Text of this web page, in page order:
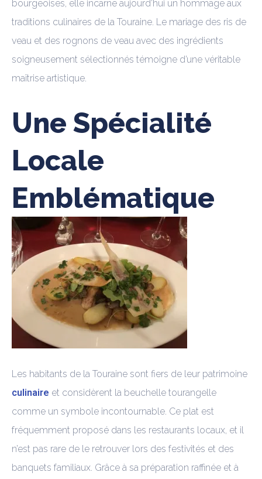
bourgeoises, elle incarne aujourd’hui un hommage aux
traditions culinaires de la Touraine. Le mariage des ris de
veau et des rognons de veau avec des ingrédients
soigneusement sélectionnés témoigne d’une véritable
maîtrise artistique.
Une Spécialité
Locale
Emblématique
Les habitants de la Touraine sont fiers de leur patrimoine
culinaire et considèrent la beuchelle tourangelle
comme un symbole incontournable. Ce plat est
fréquemment proposé dans les restaurants locaux, et il
n’est pas rare de le retrouver lors des festivités et des
banquets familiaux. Grâce à sa préparation raffinée et à